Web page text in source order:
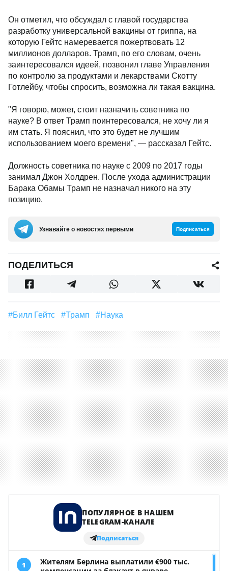
Он отметил, что обсуждал с главой государства
разработку универсальной вакцины от гриппа, на
которую Гейтс намеревается пожертвовать 12
миллионов долларов. Трамп, по его словам, очень
заинтересовался идеей, позвонил главе Управления
по контролю за продуктами и лекарствами Скотту
Готлейбу, чтобы спросить, возможна ли такая вакцина.
"Я говорю, может, стоит назначить советника по
науке? В ответ Трамп поинтересовался, не хочу ли я
им стать. Я пояснил, что это будет не лучшим
использованием моего времени", — рассказал Гейтс.
Должность советника по науке с 2009 по 2017 годы
занимал Джон Холдрен. После ухода администрации
Барака Обамы Трамп не назначал никого на эту
позицию.
Узнавайте о новостях первыми Подписаться
ПОДЕЛИТЬСЯ
#Билл Гейтс #Трамп #наука